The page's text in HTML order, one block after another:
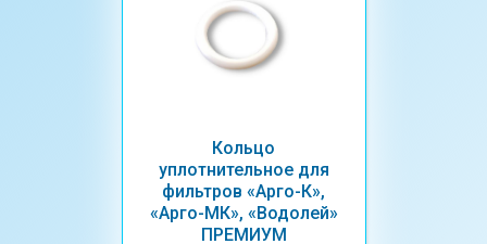
Кольцо
уплотнительное для
фильтров «Арго-К»,
«Арго-МК», «Водолей»
ПРЕМИУМ